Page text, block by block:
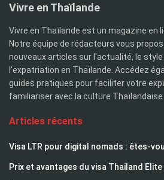
Vivre en Thaïlande
Vivre en Thaïlande est un magazine en
Notre équipe de rédacteurs vous
nouveaux articles sur l'actualité, le style
l'expatriation en Thaïlande. Accédez
guides pratiques pour faciliter votre
familiariser avec la culture Thaïlandaise
Articles récents
Visa LTR pour digital nomads : êtes-
Prix et avantages du visa Thailand Elite